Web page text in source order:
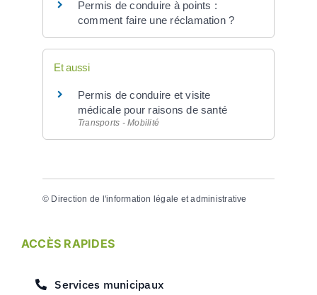
Permis de conduire à points :
comment faire une réclamation ?
Et aussi
Permis de conduire et visite
médicale pour raisons de santé
Transports - Mobilité
© Direction de l'information légale et administrative
ACCÈS RAPIDES
Services municipaux